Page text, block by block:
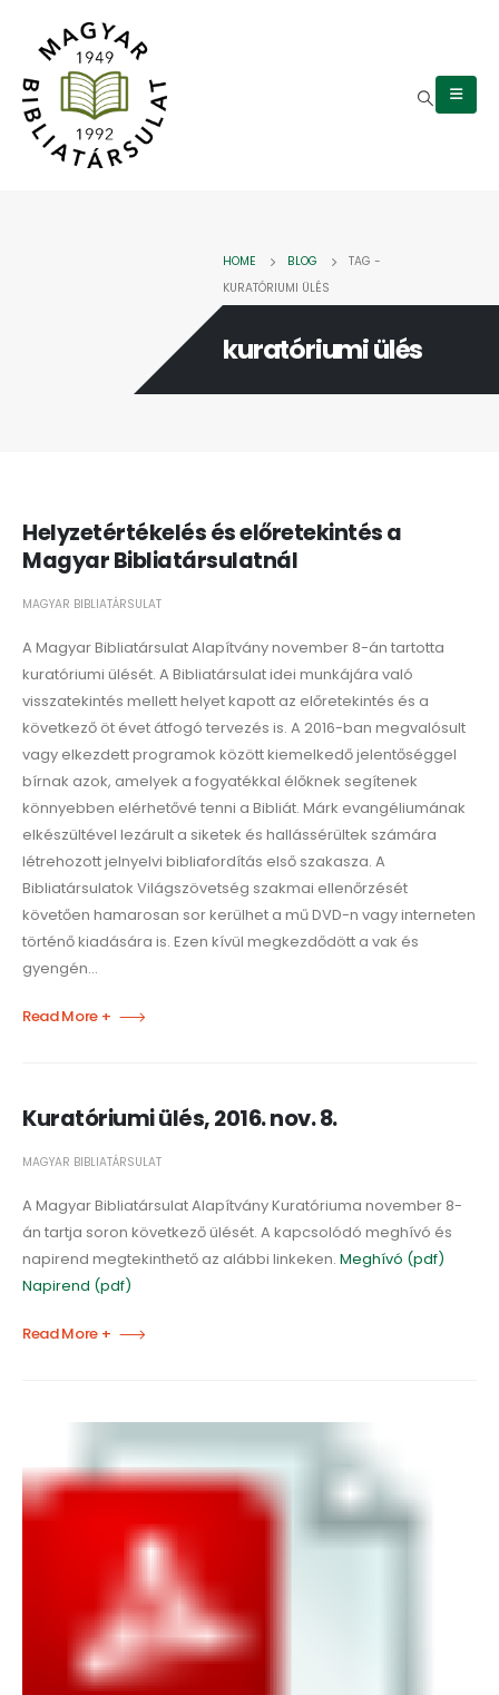
HOME BLOG
TAG -
KURATÓRIUMI ÜLÉS
kuratóriumi ülés
Helyzetértékelés és előretekintés a
Magyar Bibliatársulatnál
MAGYAR BIBLIATÁRSULAT
A Magyar Bibliatársulat Alapítvány november 8-án tartotta
kuratóriumi ülését. A Bibliatársulat idei munkájára való
visszatekintés mellett helyet kapott az előretekintés és a
következő öt évet átfogó tervezés is. A 2016-ban megvalósult
vagy elkezdett programok között kiemelkedő jelentőséggel
bírnak azok, amelyek a fogyatékkal élőknek segítenek
könnyebben elérhetővé tenni a Bibliát. Márk evangéliumának
elkészültével lezárult a siketek és hallássérültek számára
létrehozott jelnyelvi bibliafordítás első szakasza. A
Bibliatársulatok Világszövetség szakmai ellenőrzését
követően hamarosan sor kerülhet a mű DVD-n vagy interneten
történő kiadására is. Ezen kívül megkezdődött a vak és
gyengén...
Read More +
Kuratóriumi ülés, 2016. nov. 8.
MAGYAR BIBLIATÁRSULAT
A Magyar Bibliatársulat Alapítvány Kuratóriuma november 8-
án tartja soron következő ülését. A kapcsolódó meghívó és
napirend megtekinthető az alábbi linkeken. Meghívó (pdf)
Napirend (pdf)
Read More +